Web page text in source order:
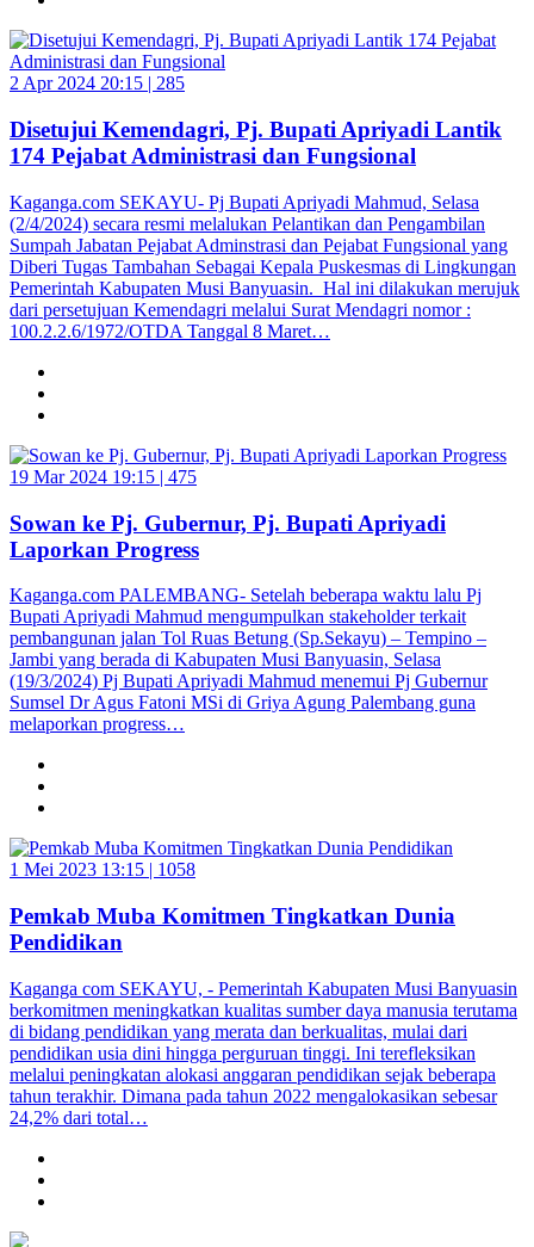
2 Apr 2024 20:15 | 285
Disetujui Kemendagri, Pj. Bupati Apriyadi Lantik
174 Pejabat Administrasi dan Fungsional
Kaganga.com SEKAYU- Pj Bupati Apriyadi Mahmud, Selasa
(2/4/2024) secara resmi melalukan Pelantikan dan Pengambilan
Sumpah Jabatan Pejabat Adminstrasi dan Pejabat Fungsional yang
Diberi Tugas Tambahan Sebagai Kepala Puskesmas di Lingkungan
Pemerintah Kabupaten Musi Banyuasin. Hal ini dilakukan merujuk
dari persetujuan Kemendagri melalui Surat Mendagri nomor :
100.2.2.6/1972/OTDA Tanggal 8 Maret…
19 Mar 2024 19:15 | 475
Sowan ke Pj. Gubernur, Pj. Bupati Apriyadi
Laporkan Progress
Kaganga.com PALEMBANG- Setelah beberapa waktu lalu Pj
Bupati Apriyadi Mahmud mengumpulkan stakeholder terkait
pembangunan jalan Tol Ruas Betung (Sp.Sekayu) – Tempino –
Jambi yang berada di Kabupaten Musi Banyuasin, Selasa
(19/3/2024) Pj Bupati Apriyadi Mahmud menemui Pj Gubernur
Sumsel Dr Agus Fatoni MSi di Griya Agung Palembang guna
melaporkan progress…
1 Mei 2023 13:15 | 1058
Pemkab Muba Komitmen Tingkatkan Dunia
Pendidikan
Kaganga com SEKAYU, - Pemerintah Kabupaten Musi Banyuasin
berkomitmen meningkatkan kualitas sumber daya manusia terutama
di bidang pendidikan yang merata dan berkualitas, mulai dari
pendidikan usia dini hingga perguruan tinggi. Ini terefleksikan
melalui peningkatan alokasi anggaran pendidikan sejak beberapa
tahun terakhir. Dimana pada tahun 2022 mengalokasikan sebesar
24,2% dari total…